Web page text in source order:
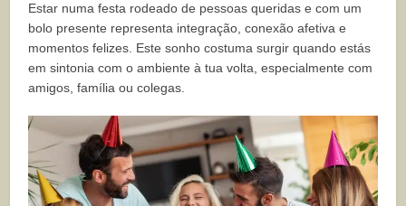
Estar numa festa rodeado de pessoas queridas e com um
bolo presente representa integração, conexão afetiva e
momentos felizes. Este sonho costuma surgir quando estás
em sintonia com o ambiente à tua volta, especialmente com
amigos, família ou colegas.